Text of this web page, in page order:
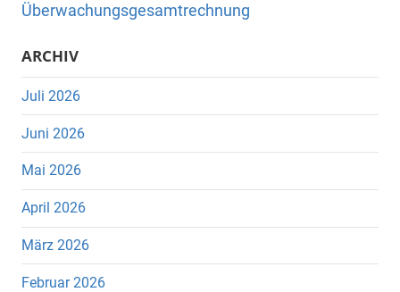
Überwachungsgesamtrechnung
ARCHIV
Juli 2026
Juni 2026
Mai 2026
April 2026
März 2026
Februar 2026